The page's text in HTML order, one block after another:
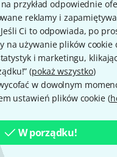
przykład odpowiednie
reklamy i
Ci to odpowiada, po
na używanie plików cookie
i marketingu,
(pokaż wszystko)
w dowolnym
ustawień plików cookie (
W porządku!
5
473
Image-LineFL
Edition
719 zł
ściągnięte oferty.